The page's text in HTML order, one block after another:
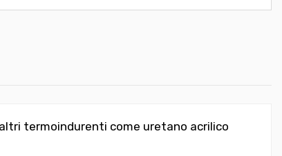
termoindurenti come uretano acrilico